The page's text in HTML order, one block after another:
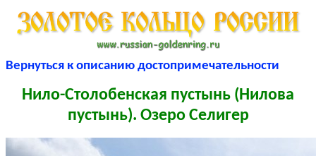
Вернуться к описанию достопримечательности
Нило-Столобенская пустынь (Нилова
пустынь). Озеро Селигер